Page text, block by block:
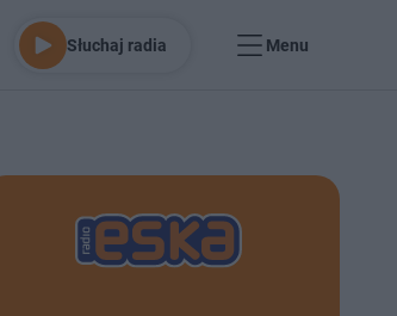
Słuchaj radia Menu